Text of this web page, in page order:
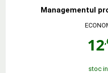
Managementul
12
stoc